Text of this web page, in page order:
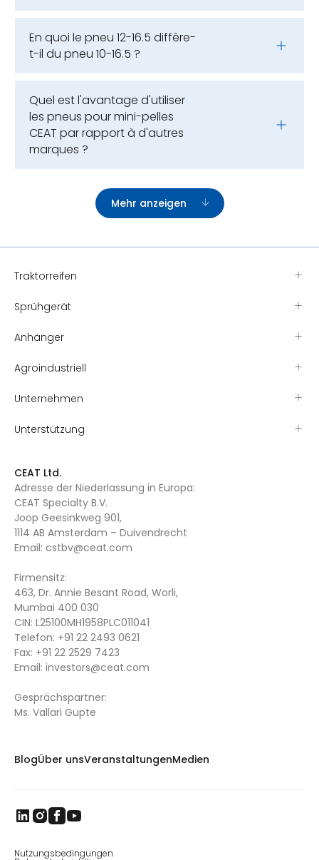
En quoi le pneu 12-16.5 diffère-
t-il du pneu 10-16.5 ?
Quel est l'avantage d'utiliser
les pneus pour mini-pelles
CEAT par rapport à d'autres
marques ?
Mehr anzeigen
Traktorreifen
Sprühgerät
Anhänger
Agroindustriell
Unternehmen
Unterstützung
CEAT Ltd.
Adresse der Niederlassung in Europa:
CEAT Specialty B.V.
Joop Geesinkweg 901,
1114 AB Amsterdam – Duivendrecht
Email: cstbv@ceat.com
Firmensitz:
463, Dr. Annie Besant Road, Worli,
Mumbai 400 030
CIN: L25100MH1958PLC011041
Telefon: +91 22 2493 0621
Fax: +91 22 2529 7423
Email: investors@ceat.com
Gesprächspartner:
Ms. Vallari Gupte
BlogÜber unsVeranstaltungenMedien
Nutzungsbedingungen